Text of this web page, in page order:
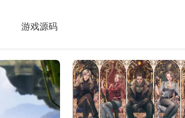
游戏源码